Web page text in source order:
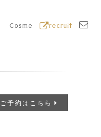
Cosme recruit
ご予約はこちら